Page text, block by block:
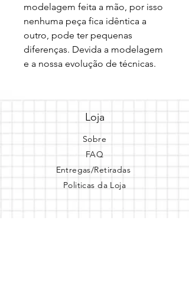
modelagem feita a mão, por isso
nenhuma peça fica idêntica a
outro, pode ter pequenas
diferenças. Devida a modelagem
e a nossa evolução de técnicas.
Loja
Sobre
FAQ
Entregas/Retiradas
Politicas da Loja